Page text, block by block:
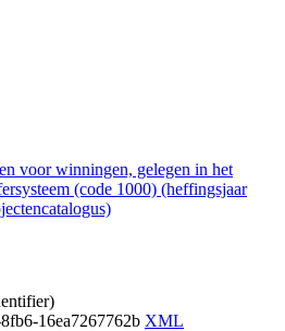
voor winningen, gelegen in het
(code 1000) (heffingsjaar
16ea7267762b XML